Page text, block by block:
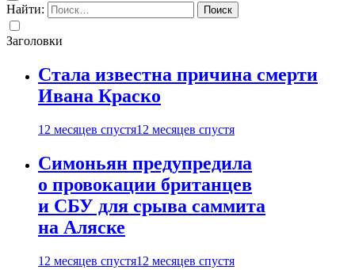
Найти:
Заголовки
Стала известна причина смерти
Ивана Краско
12 месяцев спустя12 месяцев спустя
Симоньян предупредила
о провокации британцев
и СБУ для срыва саммита
на Аляске
12 месяцев спустя12 месяцев спустя